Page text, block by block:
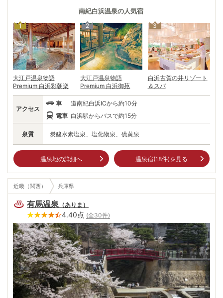
す。 “湯崎七湯”のうち唯一現存する共同浴場「崎の湯」（天然露天風
高いお湯が湧く「松の湯」など、昔ながらの庶民的な雰囲気を残す共同浴
場が健在。歴史ある白浜の湯をじっくり味わうのもよい。
南紀白浜温泉の人気宿
1
大江戸温泉物語
Premium 白浜彩朝楽
2
大江戸温泉物語
Premium 白浜御苑
3
白浜古賀の井リゾート
＆スパ
泉質 炭酸水素塩泉、塩化物泉、硫黄泉
アクセス
車
道南紀白浜ICから約10分
電車 白浜駅からバスで約15分
温泉地の詳細へ 温泉宿(18件)を見る
近畿（関西） 兵庫県
有馬温泉 （ありま ）
4.40点 (全30件)